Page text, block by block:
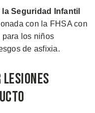
Seguridad Infantil
con la FHSA con
para los niños
de asfixia.